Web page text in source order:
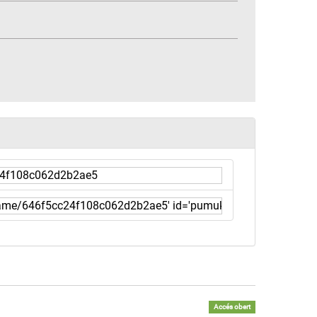
Accés obert